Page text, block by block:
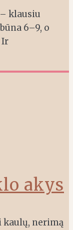
klausiu
6–9, o
Ir
akys
nerimą